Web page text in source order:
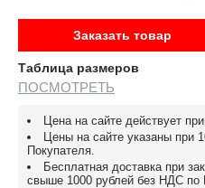
Заказать товар
Таблица размеров
ПОСМОТРЕТЬ
Цена на сайте действует
Цены на сайте указаны при
Покупателя.
Бесплатная доставка при
свыше 1000 рублей без НДС по